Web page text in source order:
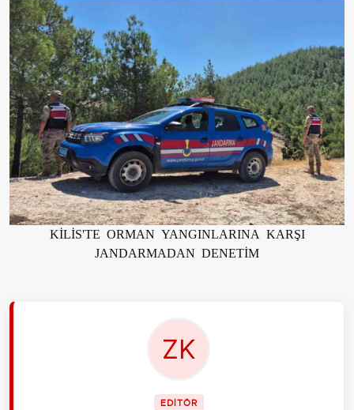
KİLİS'TE ORMAN YANGINLARINA KARŞI
JANDARMADAN DENETİM
EDİTÖR